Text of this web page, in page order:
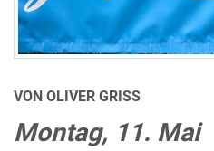
VON OLIVER GRISS
Montag, 11. Mai